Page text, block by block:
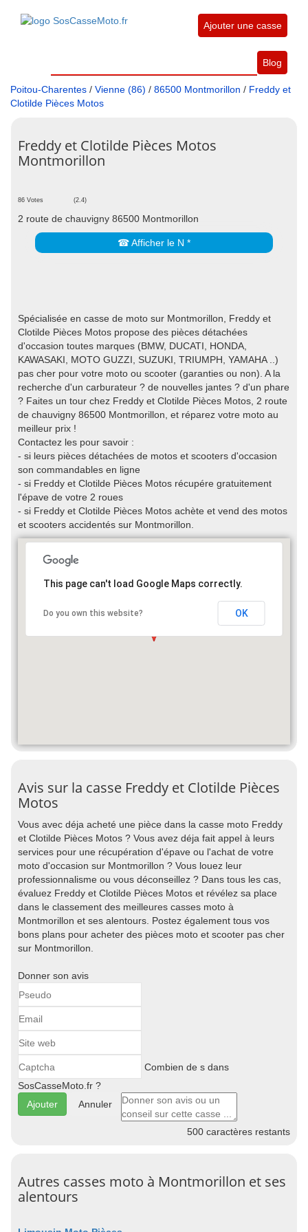
Ajouter une casse
Blog
Poitou-Charentes / Vienne (86) / 86500 Montmorillon / Freddy et
Clotilde Pièces Motos
Freddy et Clotilde Pièces Motos
Montmorillon
86 Votes (2.4)
2 route de chauvigny 86500 Montmorillon
☎ Afficher le N *
Spécialisée en casse de moto sur Montmorillon, Freddy et
Clotilde Pièces Motos propose des pièces détachées
d'occasion toutes marques (BMW, DUCATI, HONDA,
KAWASAKI, MOTO GUZZI, SUZUKI, TRIUMPH, YAMAHA ..)
pas cher pour votre moto ou scooter (garanties ou non). A la
recherche d'un carburateur ? de nouvelles jantes ? d'un phare
? Faites un tour chez Freddy et Clotilde Pièces Motos, 2 route
de chauvigny 86500 Montmorillon, et réparez votre moto au
meilleur prix !
Contactez les pour savoir :
- si leurs pièces détachées de motos et scooters d'occasion
son commandables en ligne
- si Freddy et Clotilde Pièces Motos récupére gratuitement
l'épave de votre 2 roues
- si Freddy et Clotilde Pièces Motos achète et vend des motos
et scooters accidentés sur Montmorillon.
This page can't load Google Maps correctly.
Do you own this website? OK
Avis sur la casse Freddy et Clotilde Pièces
Motos
Vous avec déja acheté une pièce dans la casse moto Freddy
et Clotilde Pièces Motos ? Vous avez déja fait appel à leurs
services pour une récupération d'épave ou l'achat de votre
moto d'occasion sur Montmorillon ? Vous louez leur
professionnalisme ou vous déconseillez ? Dans tous les cas,
évaluez Freddy et Clotilde Pièces Motos et révélez sa place
dans le classement des meilleures casses moto à
Montmorillon et ses alentours. Postez également tous vos
bons plans pour acheter des pièces moto et scooter pas cher
sur Montmorillon.
Donner son avis
Combien de s dans
SosCasseMoto.fr ?
Annuler
500 caractères restants
Autres casses moto à Montmorillon et ses
alentours